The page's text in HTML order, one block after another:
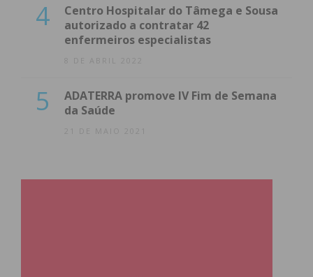
4
Centro Hospitalar do Tâmega e Sousa
autorizado a contratar 42
enfermeiros especialistas
8 DE ABRIL 2022
5
ADATERRA promove IV Fim de Semana
da Saúde
21 DE MAIO 2021